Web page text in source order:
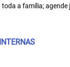
a família; agende